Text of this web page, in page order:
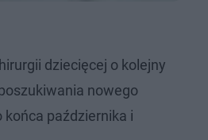
dziecięcej o kolejny
nowego
końca października i